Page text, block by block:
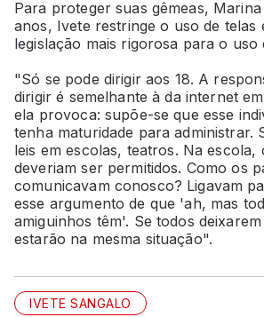
Para proteger suas gêmeas,
anos, Ivete restringe o uso de telas
legislação mais rigorosa para o uso
"Só se pode dirigir aos 18. A
dirigir é semelhante à da internet
ela provoca: supõe-se que esse
tenha maturidade para administrar.
leis em escolas, teatros. Na escola,
deveriam ser permitidos. Como os
comunicavam conosco? Ligavam
esse argumento de que 'ah, mas
amiguinhos têm'. Se todos
estarão na mesma situação".
IVETE SANGALO